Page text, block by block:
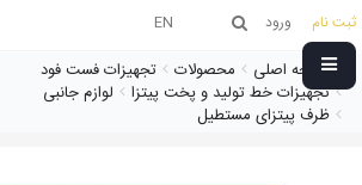
ثبت نام ورود EN
صفحه اصلی محصولات
تجهیزات فست فود
تجهیزات خط تولید و پخت پیتزا
لوازم جانبی
ظرف پیتزای مستطیل